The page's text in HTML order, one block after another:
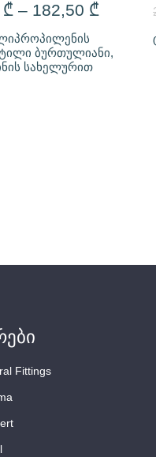
₾ – 182,50 ₾
ბურთულიანი,
სახელურით
Fittings